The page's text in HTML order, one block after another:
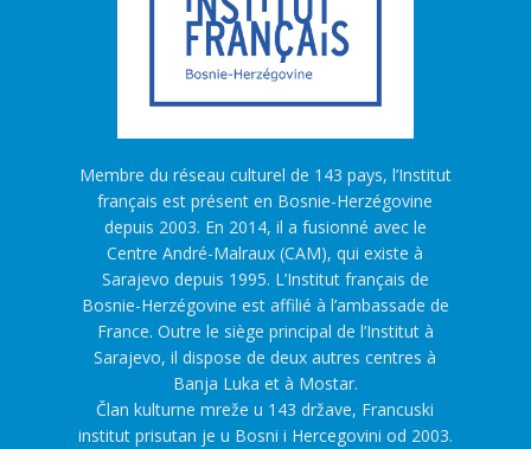
Membre du réseau culturel de 143 pays, l’Institut
français est présent en Bosnie-Herzégovine
depuis 2003. En 2014, il a fusionné avec le
Centre André-Malraux (CAM), qui existe à
Sarajevo depuis 1995. L’Institut français de
Bosnie-Herzégovine est affilié à l’ambassade de
France. Outre le siège principal de l’Institut à
Sarajevo, il dispose de deux autres centres à
Banja Luka et à Mostar.
Član kulturne mreže u 143 države, Francuski
institut prisutan je u Bosni i Hercegovini od 2003.